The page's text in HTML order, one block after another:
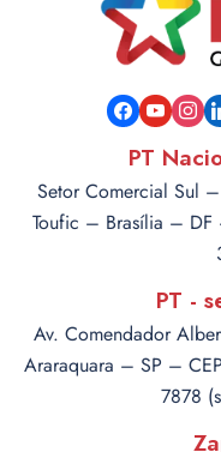
facebook
youtube
PT
Setor Comercial Sul
Toufic – Brasília – DF
PT -
Av. Comendador
Araraquara – SP –
7878